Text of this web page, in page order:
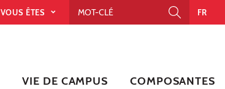
VOUS ÊTES FR
VIE DE CAMPUS COMPOSANTES